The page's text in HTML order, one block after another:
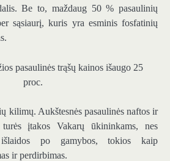
Be to, maždaug 50 % pasaulinių
sąsiaurį, kuris yra esminis fosfatinių
pasaulinės trąšų kainos išaugo 25
proc.
kilimų. Aukštesnės pasaulinės naftos ir
įtakos Vakarų ūkininkams, nes
išlaidos po gamybos, tokios kaip
ir perdirbimas.